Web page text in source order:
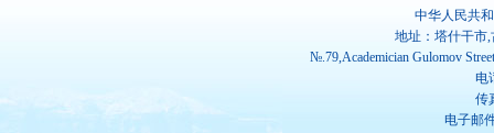
中华人民共
地址：塔什干市
№.79,Academician Gulomov
电
传
电子邮